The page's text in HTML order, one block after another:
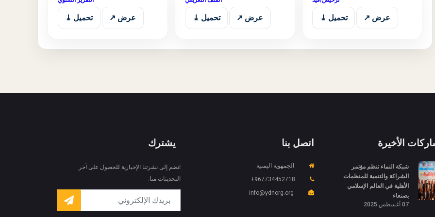
عرض ↗ تحميل ⤓ عرض ↗ تحميل ⤓ عرض ↗ تحميل ⤓
الأخيرة
شبكة النماء تنظم مؤتمر
الشراكة والتنمية للمنظمات
الأهلية في العالم الإسلامي
بصنعاء
07 أغسطس 2025
اتصل بنا
الجمهوية اليمنية
967734452718+
info@ydnorg.org
يشترك
انضم إلى نشرتنا الإخبارية للحصول على آخر
التحديثات منا.